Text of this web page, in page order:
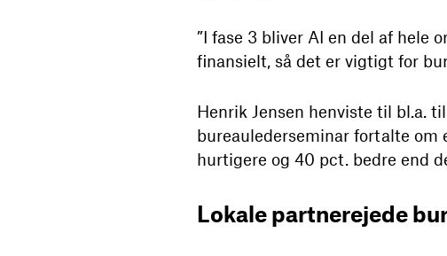
”I fase 3 bliver AI en del af hele
finansielt, så det er vigtigt for
Henrik Jensen henviste til bl.a.
bureaulederseminar fortalte om
hurtigere og 40 pct. bedre end
Lokale partnerejede